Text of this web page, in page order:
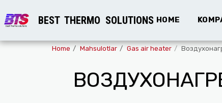
BEST THERMO SOLUTIONS HOME
Home Mahsulotlar Gas air heater